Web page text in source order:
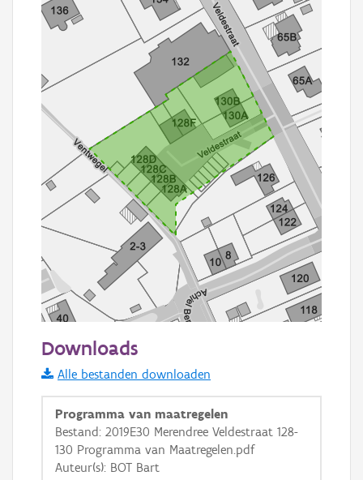
Informatie Vlaanderen
i
+ −
Downloads
Alle bestanden downloaden
Programma van maatregelen
Bestand: 2019E30 Merendree Veldestraat 128-
130 Programma van Maatregelen.pdf
Auteur(s): BOT Bart